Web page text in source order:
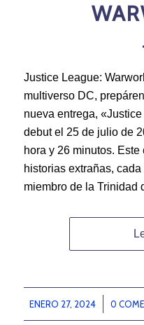
Justice League:
multiverso DC,
nueva entrega,
debut el 25 de julio de
hora y 26 minutos.
historias extrañas,
miembro de la Trinidad
ENERO 27, 2024
/ 0